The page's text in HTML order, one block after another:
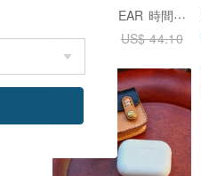
W.WEAR 時間穿搭
US$ 35.28
US$ 44.10
6 折